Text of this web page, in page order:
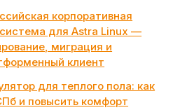
корпоративная
для Astra Linux —
миграция и
клиент
для теплого пола: как
и повысить комфорт